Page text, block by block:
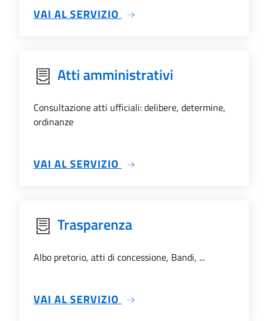
VAI AL SERVIZIO SU ALBO PRETORIO
Atti amministrativi
Consultazione atti ufficiali: delibere, determine,
ordinanze
VAI AL SERVIZIO SU ATTI AMMINISTRATIVI
Trasparenza
Albo pretorio, atti di concessione, Bandi, ...
VAI AL SERVIZIO SU TRASPARENZA